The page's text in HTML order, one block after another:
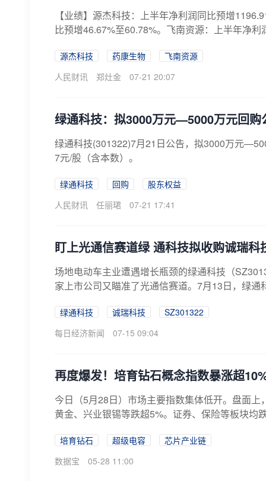
【业绩】源杰科技：上半年净利润同比预增
比预增46.67%至60.78%。飞南资源：上半年净利
源杰科技 药康生物
飞南资源
人民财讯
郑灶金 07-21 20:07
绿通科技：拟3000万元—5000万元回购
绿通科技(301322)7月21日公告，拟3000万元
7元/股（含本数）。
绿通科技 回购
股东权益
人民财讯
任丽珺 07-21 17:41
盯上光通信赛道绿 通科技拟收购诚瑞科
场地电动车主业遭遇增长瓶颈的绿通科技（
家上市公司又瞄准了光通信赛道。7月13日，绿
绿通科技 诚瑞科技
SZ301322
每日经济新闻
07-15 09:04
再度爆发！培育钻石概念指数暴涨超
今日（5月28日）市场主要指数集体低开。盘面
黄金、兴业银锡等跌超5%。证券、保险等板块均
培育钻石 超级电容
芯片产业链
数据宝
05-28 11:00